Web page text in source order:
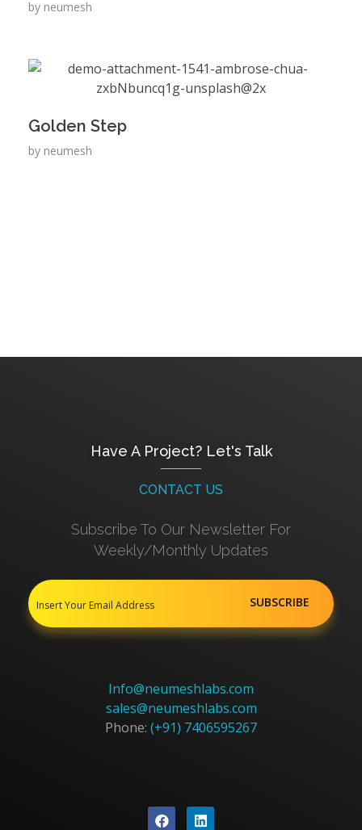
by neumesh
Golden Step
by neumesh
Have A Project? Let's Talk
CONTACT US
Subscribe To Our Newsletter For
Weekly/monthly Updates
Info@neumeshlabs.com
sales@neumeshlabs.com
Phone: (+91) 7406595267